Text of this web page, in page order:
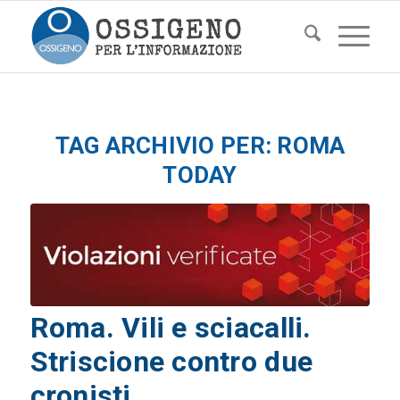
TAG ARCHIVIO PER: ROMA
TODAY
Roma. Vili e sciacalli.
Striscione contro due